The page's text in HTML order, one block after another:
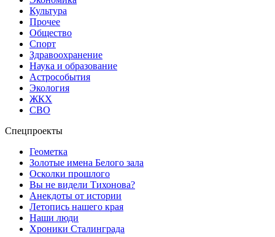
Культура
Прочее
Общество
Спорт
Здравоохранение
Наука и образование
Астрособытия
Экология
ЖКХ
СВО
Спецпроекты
Геометка
Золотые имена Белого зала
Осколки прошлого
Вы не видели Тихонова?
Анекдоты от истории
Летопись нашего края
Наши люди
Хроники Сталинграда